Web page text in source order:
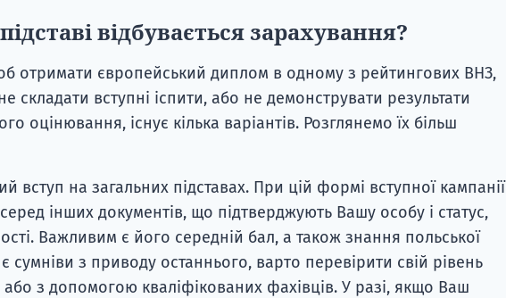
відбувається зарахування?
отримати європейський диплом в одному з рейтингових ВНЗ,
складати вступні іспити, або не демонструвати результати
оцінювання, існує кілька варіантів. Розглянемо їх більш
вступ на загальних підставах. При цій формі вступної кампанії
інших документів, що підтверджують Вашу особу і статус,
Важливим є його середній бал, а також знання польської
сумніви з приводу останнього, варто перевірити свій рівень
або з допомогою кваліфікованих фахівців. У разі, якщо Ваш